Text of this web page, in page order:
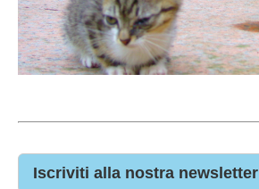
Iscriviti alla nostra newsletter